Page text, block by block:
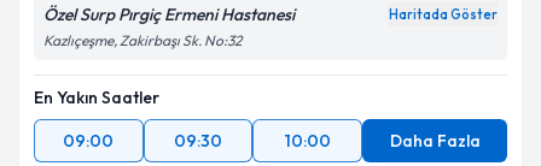
Özel Surp Pırgiç Ermeni Hastanesi Haritada Göster
Kazlıçeşme, Zakirbaşı Sk. No:32
En Yakın Saatler
09:00
09:30 10:00 Daha Fazla